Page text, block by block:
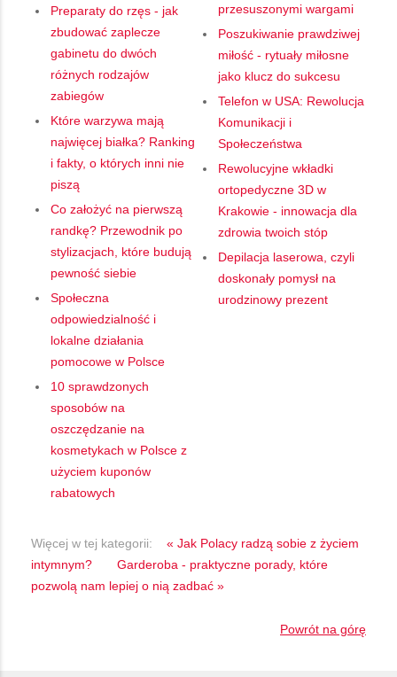
Preparaty do rzęs - jak
zbudować zaplecze
gabinetu do dwóch
różnych rodzajów
zabiegów
Które warzywa mają
najwięcej białka? Ranking
i fakty, o których inni nie
piszą
Co założyć na pierwszą
randkę? Przewodnik po
stylizacjach, które budują
pewność siebie
Społeczna
odpowiedzialność i
lokalne działania
pomocowe w Polsce
10 sprawdzonych
sposobów na
oszczędzanie na
kosmetykach w Polsce z
użyciem kuponów
rabatowych
przesuszonymi wargami
Poszukiwanie prawdziwej
miłość - rytuały miłosne
jako klucz do sukcesu
Telefon w USA: Rewolucja
Komunikacji i
Społeczeństwa
Rewolucyjne wkładki
ortopedyczne 3D w
Krakowie - innowacja dla
zdrowia twoich stóp
Depilacja laserowa, czyli
doskonały pomysł na
urodzinowy prezent
Więcej w tej kategorii:
« Jak Polacy radzą sobie z życiem
intymnym?
Garderoba - praktyczne porady, które
pozwolą nam lepiej o nią zadbać »
Powrót na górę